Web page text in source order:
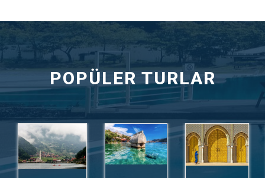
POPÜLER TURLAR